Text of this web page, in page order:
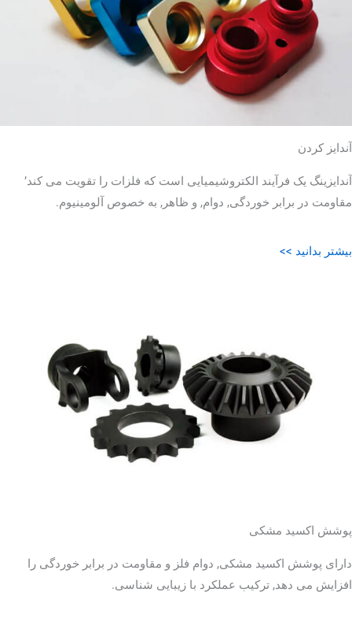
آندایز کردن
آندایزینگ یک فرآیند الکتروشیمیایی است که فلزات را تقویت می کند’
مقاومت در برابر خوردگی, دوام, و ظاهر, به خصوص آلومینیوم.
بیشتر بدانید >>
پوشش اکسید مشکی
دارای پوشش اکسید مشکی, دوام فلز و مقاومت در برابر خوردگی را
افزایش می دهد, ترکیب عملکرد با زیبایی شناسی.